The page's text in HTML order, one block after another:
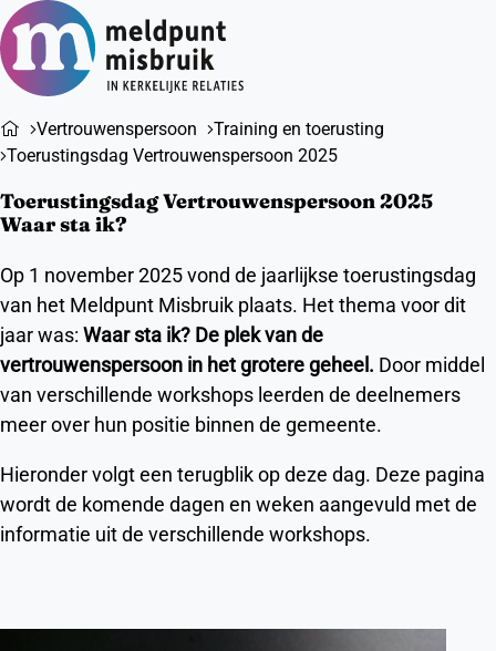
Vertrouwenspersoon
Training en toerusting
Toerustingsdag Vertrouwenspersoon 2025
Toerustingsdag Vertrouwenspersoon 2025
Waar sta ik?
Op 1 november 2025 vond de jaarlijkse toerustingsdag
van het Meldpunt Misbruik plaats. Het thema voor dit
jaar was: Waar sta ik? De plek van de
vertrouwenspersoon in het grotere geheel. Door middel
van verschillende workshops leerden de deelnemers
meer over hun positie binnen de gemeente.
Hieronder volgt een terugblik op deze dag. Deze pagina
wordt de komende dagen en weken aangevuld met de
informatie uit de verschillende workshops.